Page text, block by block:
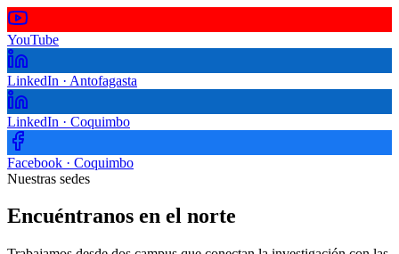
YouTube
LinkedIn · Antofagasta
LinkedIn · Coquimbo
Facebook · Coquimbo
Nuestras sedes
Encuéntranos en el norte